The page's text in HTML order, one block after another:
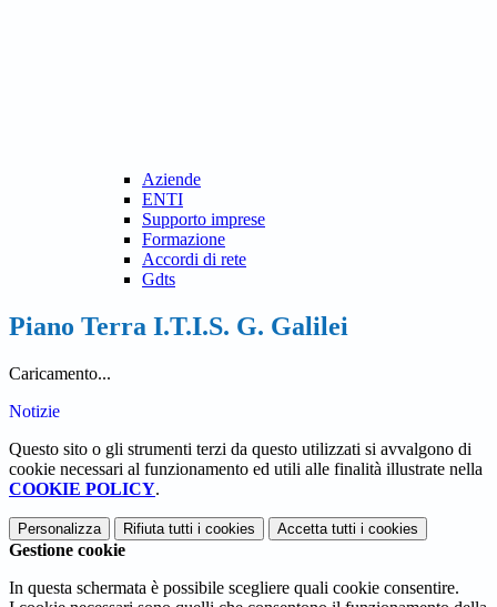
Aziende
ENTI
Supporto imprese
Formazione
Accordi di rete
Gdts
Piano Terra I.T.I.S. G. Galilei
Caricamento...
Notizie
Questo sito o gli strumenti terzi da questo utilizzati si avvalgono di
cookie necessari al funzionamento ed utili alle finalità illustrate nella
COOKIE POLICY.
Personalizza Rifiuta tutti i cookies Accetta tutti i cookies
Gestione cookie
In questa schermata è possibile scegliere quali cookie consentire.